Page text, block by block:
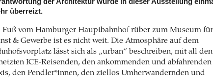
überreizt.
Fuß vom Hamburger Hauptbahnhof rüber zum Museum für
& Gewerbe ist es nicht weit. Die Atmosphäre auf dem
lässt sich als „urban“ beschreiben, mit all den
ICE-Reisenden, den ankommenden und abfahrenden
den Pendler*innen, den ziellos Umherwandernden und